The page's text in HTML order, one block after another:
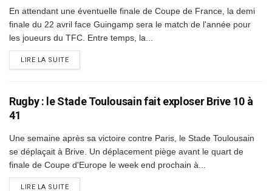
En attendant une éventuelle finale de Coupe de France, la demi
finale du 22 avril face Guingamp sera le match de l'année pour
les joueurs du TFC. Entre temps, la...
LIRE LA SUITEDETAILS
Rugby : le Stade Toulousain fait exploser Brive 10 à
41
Une semaine après sa victoire contre Paris, le Stade Toulousain
se déplaçait à Brive. Un déplacement piège avant le quart de
finale de Coupe d'Europe le week end prochain à...
LIRE LA SUITEDETAILS